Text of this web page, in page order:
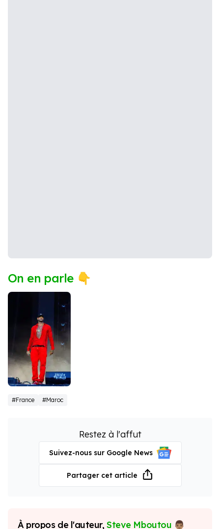
On en parle 👇
#France #Maroc
Restez à l'affut
Suivez-nous sur Google News
Partager cet article
À propos de l'auteur,Steve Mboutou